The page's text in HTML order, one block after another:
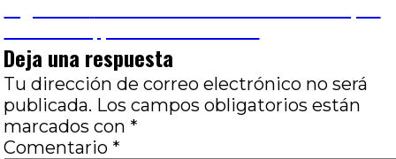
de
entradas
Deja una respuesta
Tu dirección de correo electrónico no será
publicada. Los campos obligatorios están
marcados con *
Comentario *